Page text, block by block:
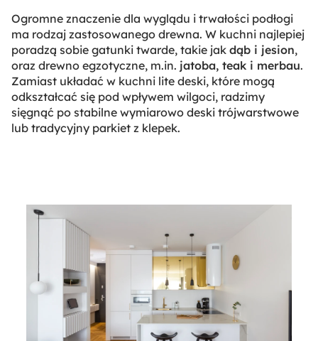
Ogromne znaczenie dla wyglądu i trwałości podłogi
ma rodzaj zastosowanego drewna. W kuchni najlepiej
poradzą sobie gatunki twarde, takie jak dąb i jesion,
oraz drewno egzotyczne, m.in. jatoba, teak i merbau.
Zamiast układać w kuchni lite deski, które mogą
odkształcać się pod wpływem wilgoci, radzimy
sięgnąć po stabilne wymiarowo deski trójwarstwowe
lub tradycyjny parkiet z klepek.